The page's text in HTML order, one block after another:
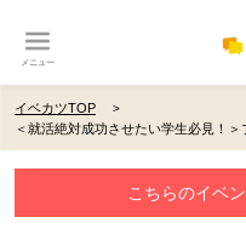
メニュー
イベカツTOP
＜就活絶対成功させたい学生必見！
こちらのイベ